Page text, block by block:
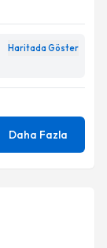
Haritada Göster
Daha Fazla